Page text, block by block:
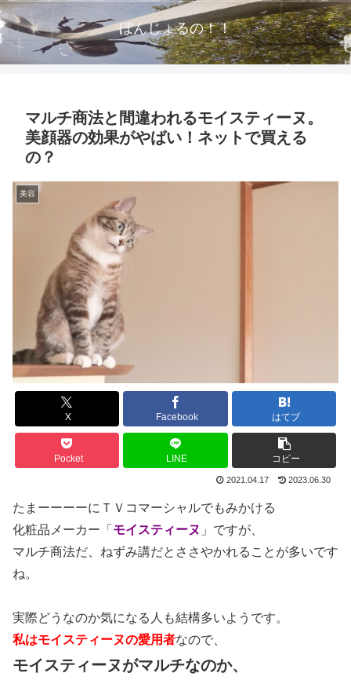
ぼんじょるの！！
マルチ商法と間違われるモイスティーヌ。
美顔器の効果がやばい！ネットで買える
の？
美容
X Facebook はてブ
Pocket LINE コピー
2021.04.17 2023.06.30
たまーーーーにＴＶコマーシャルでもみかける
化粧品メーカー「 モイスティーヌ 」ですが、
マルチ商法だ、ねずみ講だとささやかれることが多いです
ね。
実際どうなのか気になる人も結構多いようです。
私はモイスティーヌの愛用者なので、
モイスティーヌがマルチなのか、